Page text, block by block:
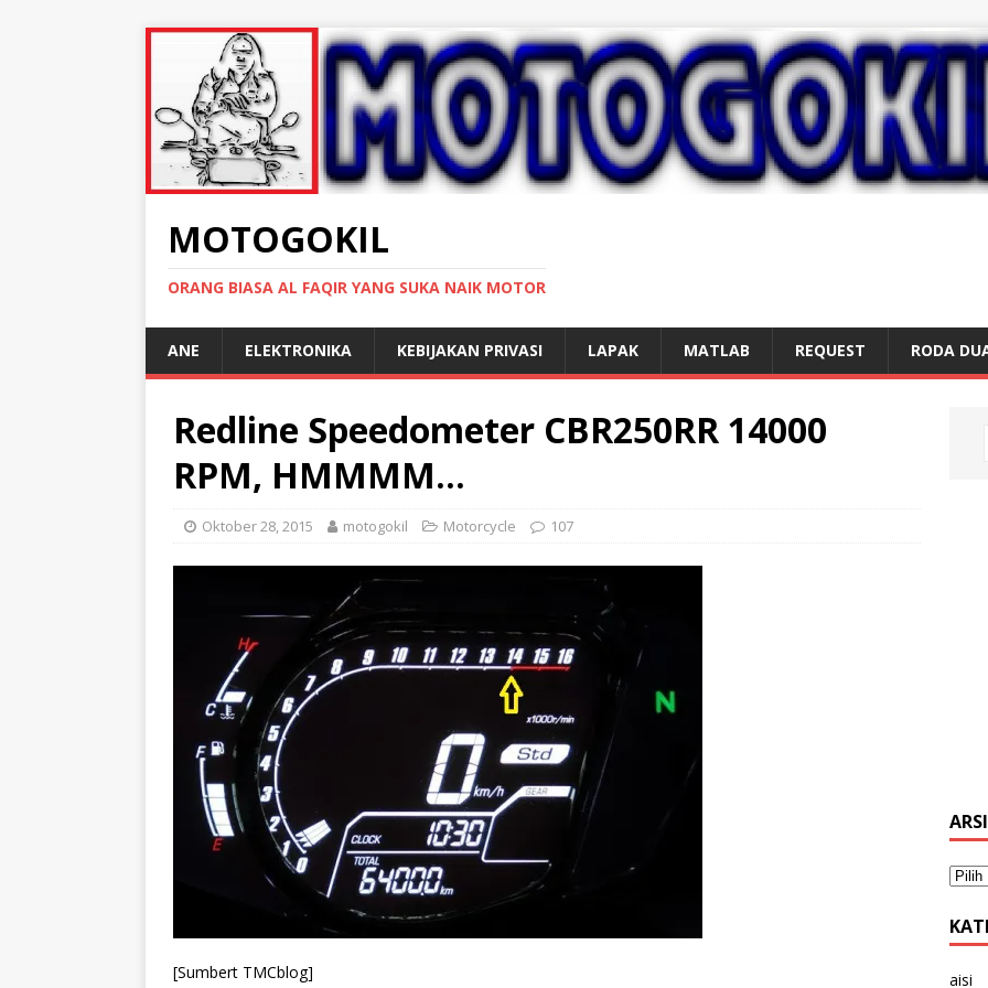
MOTOGOKIL
ORANG BIASA AL FAQIR YANG SUKA NAIK MOTOR
ANE ELEKTRONIKA KEBIJAKAN PRIVASI LAPAK MATLAB REQUEST RODA
Redline Speedometer CBR250RR 14000
RPM, HMMMM…
Oktober 28, 2015 motogokil Motorcycle 107
[Sumbert TMCblog]
aisi